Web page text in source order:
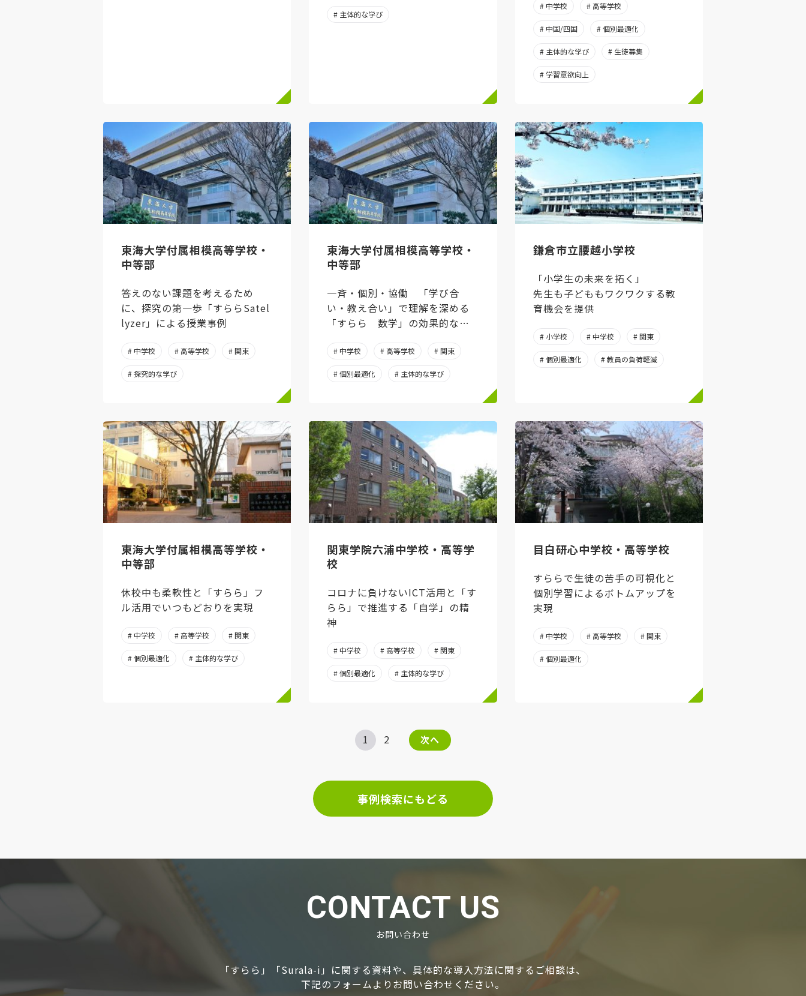
# 主体的な学び
# 中学校 # 高等学校
# 中国/四国 # 個別最適化
# 主体的な学び # 生徒募集
# 学習意欲向上
東海大学付属相模高等学校・
中等部
答えのない課題を考えるため
に、探究の第一歩「すららSatel
lyzer」による授業事例
# 中学校 # 高等学校 # 関東
# 探究的な学び
東海大学付属相模高等学校・
中等部
一斉・個別・協働 「学び合
い・教え合い」で理解を深める
「すらら 数学」の効果的な授
# 中学校 # 高等学校 # 関東
# 個別最適化 # 主体的な学び
鎌倉市立腰越小学校
「小学生の未来を拓く」
先生も子どももワクワクする教
育機会を提供
# 小学校 # 中学校 # 関東
# 個別最適化 # 教員の負荷軽減
東海大学付属相模高等学校・
中等部
休校中も柔軟性と「すらら」フ
ル活用でいつもどおりを実現
# 中学校 # 高等学校 # 関東
# 個別最適化 # 主体的な学び
関東学院六浦中学校・高等学
校
コロナに負けないICT活用と「す
らら」で推進する「自学」の精
神
# 中学校 # 高等学校 # 関東
# 個別最適化 # 主体的な学び
目白研心中学校・高等学校
すららで生徒の苦手の可視化と
個別学習によるボトムアップを
実現
# 中学校 # 高等学校 # 関東
# 個別最適化
1 2 次へ
事例検索にもどる
CONTACT US
お問い合わせ
「すらら」「Surala-i」に関する資料や、具体的な導⼊⽅法に関するご相談は、
下記のフォームよりお問い合わせください。